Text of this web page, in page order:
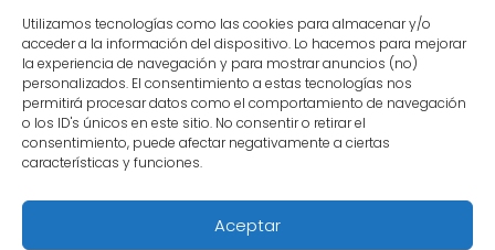
Utilizamos tecnologías como las cookies para almacenar y/o
acceder a la información del dispositivo. Lo hacemos para mejorar
la experiencia de navegación y para mostrar anuncios (no)
personalizados. El consentimiento a estas tecnologías nos
permitirá procesar datos como el comportamiento de navegación
o los ID's únicos en este sitio. No consentir o retirar el
consentimiento, puede afectar negativamente a ciertas
características y funciones.
Aceptar
Además, la revelación de que **Puar es un
gato cambiaformas** agrega un elemento
de misticismo y fantasía a la serie. Esta nueva
información brinda una nueva perspectiva
sobre el universo de Dragon Ball y los
personajes que lo habitan.
La identidad de Puar ha sido finalmente